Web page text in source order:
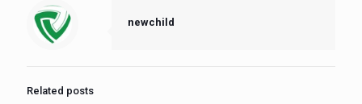
newchild
Related posts